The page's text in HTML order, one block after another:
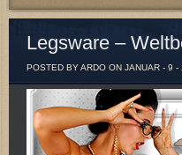
Legsware –
POSTED BY ARDO ON JANUAR - 9 -